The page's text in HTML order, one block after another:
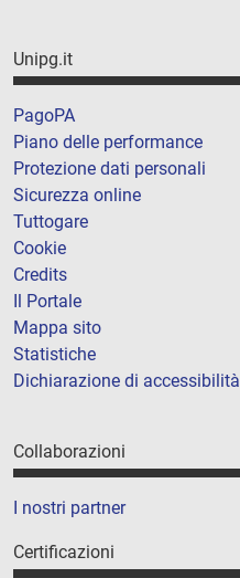
Unipg.it
PagoPA
Piano delle performance
Protezione dati personali
Sicurezza online
Tuttogare
Cookie
Credits
Il Portale
Mappa sito
Statistiche
Dichiarazione di accessibilità
Collaborazioni
I nostri partner
Certificazioni